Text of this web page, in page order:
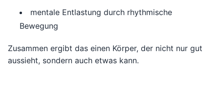
mentale Entlastung durch rhythmische
Bewegung
Zusammen ergibt das einen Körper, der nicht nur gut
aussieht, sondern auch etwas kann.